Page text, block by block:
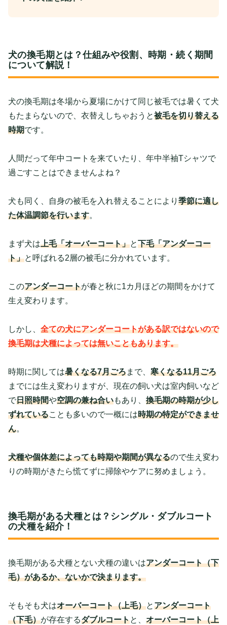
犬の換毛期とは？仕組みや役割、時期・続く期間
について解説！
犬の換毛期は冬場から夏場にかけて同じ被毛では暑くて犬
もたまらないので、衣替えしちゃおうと被毛を切り替える
時期です。
人間だって年中コートを来ていたり、年中半袖Tシャツで
過ごすことはできませんよね？
犬も同く、自身の被毛を入れ替えることにより 季節に適し
た体温調節を行います。
まず犬は上毛「オーバーコート」と下毛「アンダーコー
ト」と呼ばれる2層の被毛に分かれています。
このアンダーコートが春と秋に1カ月ほどの期間をかけて
生え変わります。
しかし、 全ての犬にアンダーコートがある訳ではないので
換毛期は犬種によっては無いこともあります。
時期に関しては暑くなる7月ごろまで、 寒くなる11月ごろ
までには生え変わりますが、現在の飼い犬は室内飼いなど
で日照時間や空調の兼ね合いもあり、 換毛期の時期が少し
ずれていることも多いので一概には時期の特定ができませ
ん。
犬種や個体差によっても時期や期間が異なるので生え変わ
りの時期がきたら慌てずに掃除やケアに努めましょう。
換毛期がある犬種とは？シングル・ダブルコート
の犬種を紹介！
換毛期がある犬種とない犬種の違いはアンダーコート（下
毛）があるか、ないかで決まります。
そもそも犬はオーバーコート（上毛）とアンダーコート
（下毛）が存在するダブルコートと、 オーバーコート（上